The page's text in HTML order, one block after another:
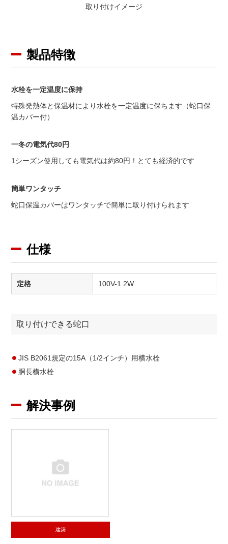
取り付けイメージ
製品特徴
水栓を一定温度に保持
特殊発熱体と保温材により水栓を一定温度に保ちます（蛇口保
温カバー付）
一冬の電気代80円
1シーズン使用しても電気代は約80円！とても経済的です
簡単ワンタッチ
蛇口保温カバーはワンタッチで簡単に取り付けられます
仕様
定格 100V-1.2W
取り付けできる蛇口
JIS B2061規定の15A（1/2インチ）用横水栓
胴長横水栓
解決事例
建築